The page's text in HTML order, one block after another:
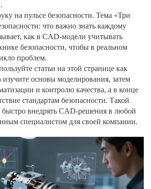
на пульсе безопасности. Тема «Три
что важно знать каждому
как в CAD‑модели учитывать
безопасности, чтобы в реальном
проблем.
статьи на этой странице как
изучите основы моделирования, затем
и контролю качества, а в конце
стандартам безопасности. Такой
внедрять CAD‑решения в любой
специалистом для своей компании.